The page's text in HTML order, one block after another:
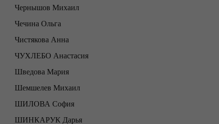
Чернышов Михаил
Чечина Ольга
Чистякова Анна
ЧУХЛЕБО Анастасия
Шведова Мария
Шемшелев Михаил
ШИЛОВА София
ШИНКАРУК Дарья